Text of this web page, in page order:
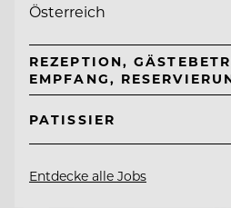
Österreich
REZEPTION,
EMPFANG,
PATISSIER
Entdecke alle Jobs